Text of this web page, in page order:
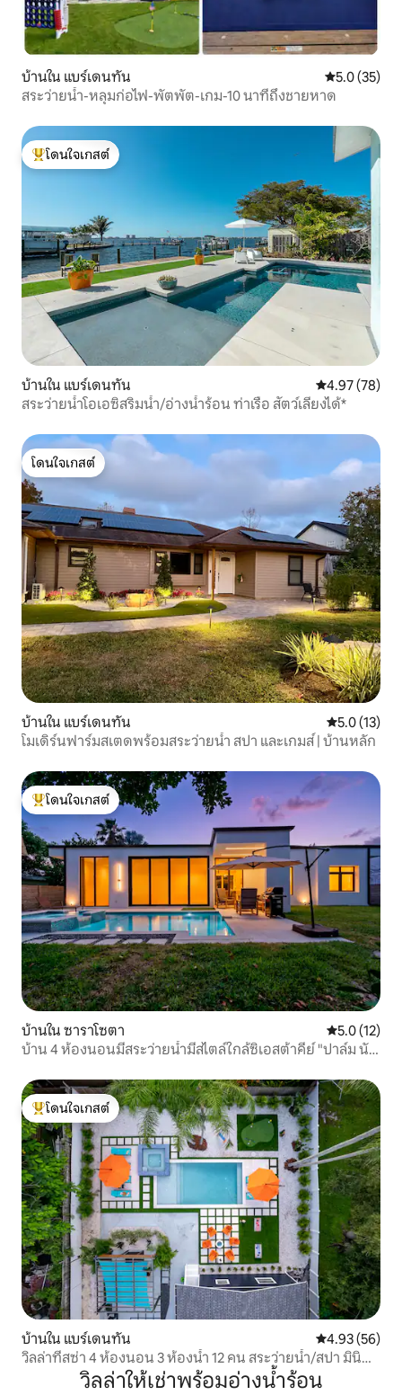
บ้านใน แบร์เดนทัน คะแนนเฉลี่ย
5.0 (35)
สระว่ายน้ำ-หลุมก่อไฟ-พัตพัต-เกม-10 นาทีถึงชายหาด
โดนใจเกสต์ที่สุด
โดนใจเกสต์
บ้านใน แบร์เดนทัน คะแนนเฉลี่ย
4.97 (78)
สระว่ายน้ำโอเอซิสริมน้ำ/อ่างน้ำร้อน ท่าเรือ สัตว์เลี้ยงได้*
โดนใจเกสต์
โดนใจเกสต์
บ้านใน แบร์เดนทัน คะแนนเฉลี่ย
5.0 (13)
โมเดิร์นฟาร์มสเตดพร้อมสระว่ายน้ำ สปา และเกมส์ | บ้านหลัก
โดนใจเกสต์ที่สุด
โดนใจเกสต์
บ้านใน ซาราโซตา คะแนนเฉลี่ย
5.0 (12)
บ้าน 4 ห้องนอนมีสระว่ายน้ำมีสไตล์ใกล้ซิเอสต้าคีย์ "ปาล์ม นัว
โดนใจเกสต์ที่สุด
โดนใจเกสต์
บ้านใน แบร์เดนทัน คะแนนเฉลี่ย
4.93 (56)
วิลล่าทีสซ่า 4 ห้องนอน 3 ห้องน้ำ 12 คน สระว่ายน้ำ/สปา มินิ
วิลล่าให้เช่าพร้อมอ่างน้ำร้อน